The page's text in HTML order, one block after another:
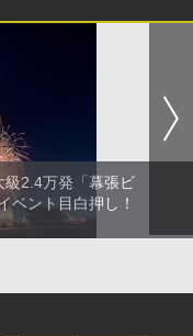
2.4万発「幕張ビ
ベント目白押し！